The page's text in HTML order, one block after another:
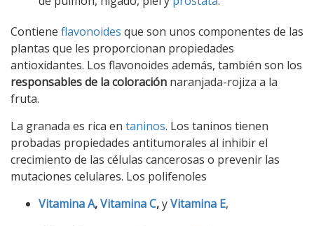
Contiene flavonoides que son unos componentes de las
plantas que les proporcionan propiedades
antioxidantes. Los flavonoides además, también son los
responsables de la coloración naranjada-rojiza a la
fruta.
La granada es rica en taninos. Los taninos tienen
probadas propiedades antitumorales al inhibir el
crecimiento de las células cancerosas o prevenir las
mutaciones celulares. Los polifenoles
Vitamina A,Vitamina C,yVitamina E,